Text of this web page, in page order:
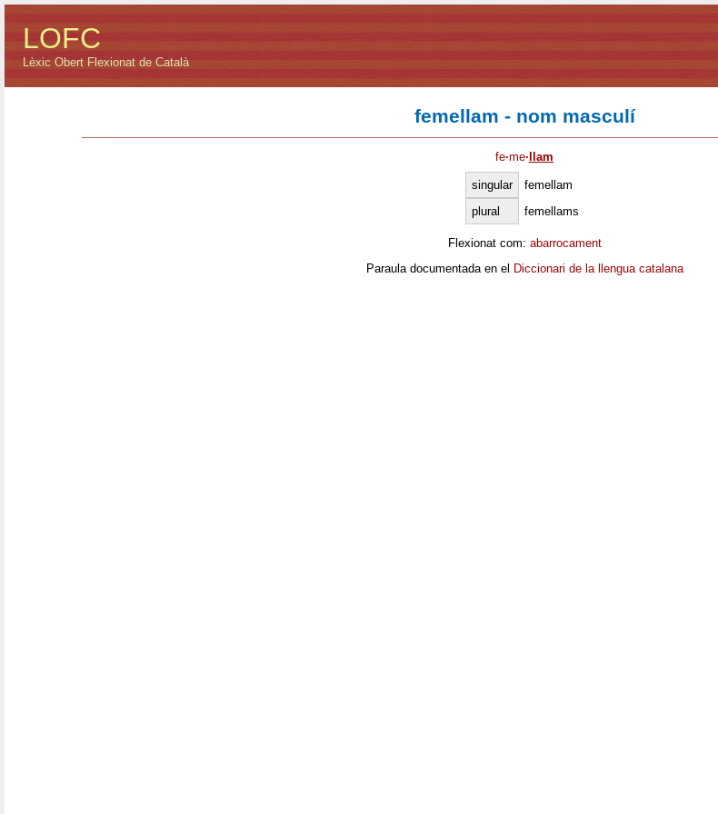
LOFC
Lèxic Obert Flexionat de Català
femellam - nom masculí
fe·me· llam
singular
femellam
plural
femellams
Flexionat com: abarrocament
Paraula documentada en el Diccionari de la llengua catalana